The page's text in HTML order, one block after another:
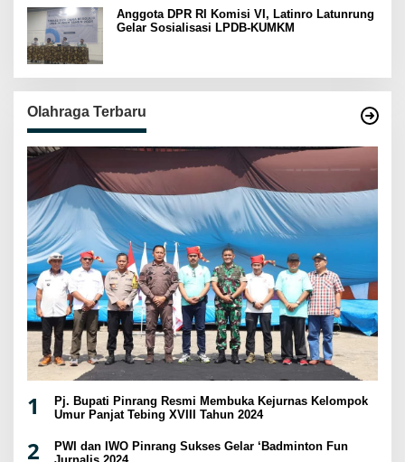
Anggota DPR RI Komisi VI, Latinro Latunrung
Gelar Sosialisasi LPDB-KUMKM
Olahraga Terbaru
1
Pj. Bupati Pinrang Resmi Membuka Kejurnas Kelompok
Umur Panjat Tebing XVIII Tahun 2024
2
PWI dan IWO Pinrang Sukses Gelar ‘Badminton Fun